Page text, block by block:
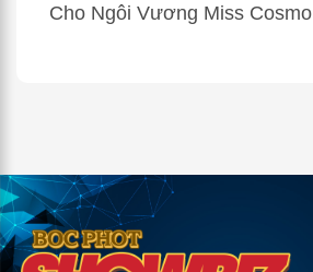
Cho Ngôi Vương Miss